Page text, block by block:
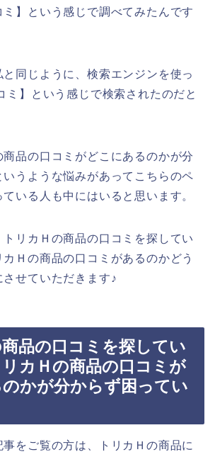
】という感じで調べてみたんです
同じように、検索エンジンを使っ
ミ】という感じで検索されたのだと
品の口コミがどこにあるのかが分
うような悩みがあってこちらのペ
いる人も中にはいると思います。
リカＨの商品の口コミを探してい
Ｈの商品の口コミがあるのかどう
せていただきます♪
商品の口コミを探してい
カＨの商品の口コミが
かが分からず困ってい
をご覧の方は、トリカＨの商品に